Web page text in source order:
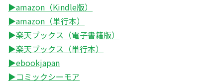
▶amazon（Kindle版）
▶amazon（単行本）
▶楽天ブックス（電子書籍版）
▶楽天ブックス（単行本）
▶ebookjapan
▶コミックシーモア